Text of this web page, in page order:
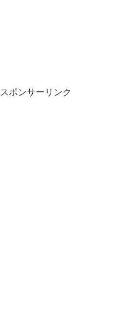
スポンサーリンク